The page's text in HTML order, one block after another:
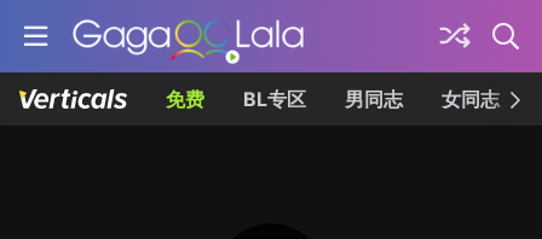
免费 BL专区 男同志 女同志